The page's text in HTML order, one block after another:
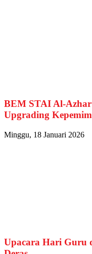
BEM STAI Al-Azhar
Upgrading
Minggu, 18 Januari 2026
Upacara Hari Guru